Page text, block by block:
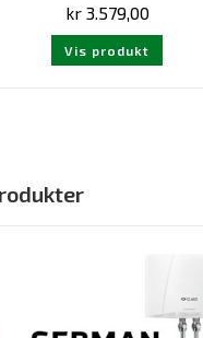
kr3.579,00
Vis produkt